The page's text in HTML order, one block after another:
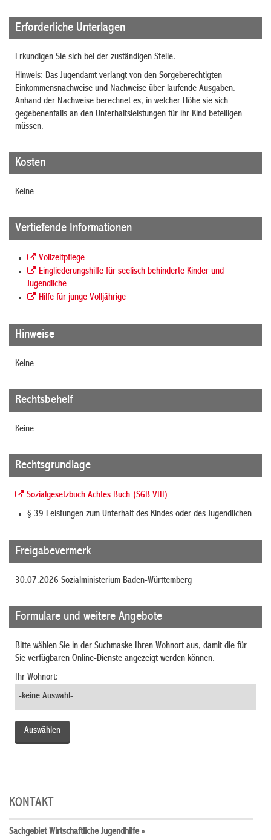
Erforderliche Unterlagen
Erkundigen Sie sich bei der zuständigen Stelle.
Hinweis: Das Jugendamt verlangt von den Sorgeberechtigten
Einkommensnachweise und Nachweise über laufende Ausgaben.
Anhand der Nachweise berechnet es, in welcher Höhe sie sich
gegebenenfalls an den Unterhaltsleistungen für ihr Kind beteiligen
müssen.
Kosten
Keine
Vertiefende Informationen
Vollzeitpflege
Eingliederungshilfe für seelisch behinderte Kinder und
Jugendliche
Hilfe für junge Volljährige
Hinweise
Keine
Rechtsbehelf
Keine
Rechtsgrundlage
Sozialgesetzbuch Achtes Buch (SGB VIII)
§ 39 Leistungen zum Unterhalt des Kindes oder des Jugendlichen
Freigabevermerk
30.07.2026 Sozialministerium Baden-Württemberg
Formulare und weitere Angebote
Bitte wählen Sie in der Suchmaske Ihren Wohnort aus, damit die für
Sie verfügbaren Online-Dienste angezeigt werden können.
Ihr Wohnort:
KONTAKT
Sachgebiet Wirtschaftliche Jugendhilfe »